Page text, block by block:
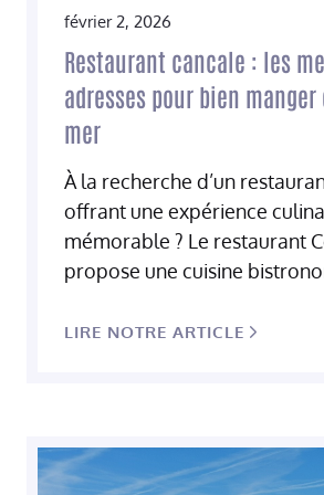
février 2, 2026
Restaurant cancale : les
adresses pour bien manger
mer
À la recherche d’un
offrant une expérience
mémorable ? Le restaurant
propose une cuisine
LIRE NOTRE ARTICLE